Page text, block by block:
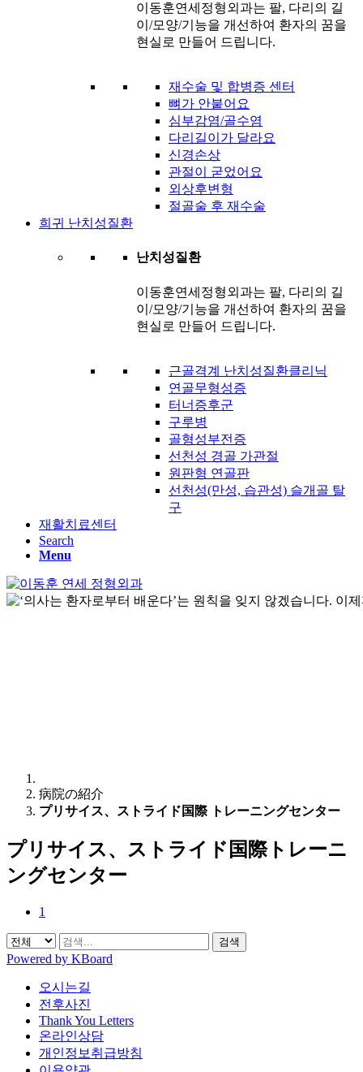
이동훈연세정형외과는 팔, 다리의 길
이/모양/기능을 개선하여 환자의 꿈을
현실로 만들어 드립니다.
재수술 및 합병증 센터
뼈가 안붙어요
심부감염/골수염
다리길이가 달라요
신경손상
관절이 굳었어요
외상후변형
절골술 후 재수술
희귀 난치성질환
난치성질환
이동훈연세정형외과는 팔, 다리의 길
이/모양/기능을 개선하여 환자의 꿈을
현실로 만들어 드립니다.
근골격계 난치성질환클리닉
연골무형성증
터너증후군
구루병
골형성부전증
선천성 경골 가관절
원판형 연골판
선천성(만성, 습관성) 슬개골 탈
구
재활치료센터
Search
Menu
病院の紹介
プリサイス、ストライド国際 トレーニングセンター
プリサイス、ストライド国際トレーニ
ングセンター
1
검색
Powered by KBoard
오시는길
전후사진
Thank You Letters
온라인상담
개인정보취급방침